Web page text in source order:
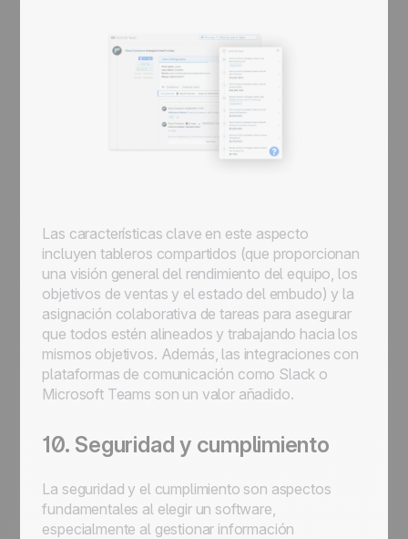
Las características clave en este aspecto
incluyen tableros compartidos (que proporcionan
una visión general del rendimiento del equipo, los
objetivos de ventas y el estado del embudo) y la
asignación colaborativa de tareas para asegurar
que todos estén alineados y trabajando hacia los
mismos objetivos. Además, las integraciones con
plataformas de comunicación como Slack o
Microsoft Teams son un valor añadido.
10. Seguridad y cumplimiento
La seguridad y el cumplimiento son aspectos
fundamentales al elegir un software,
especialmente al gestionar información